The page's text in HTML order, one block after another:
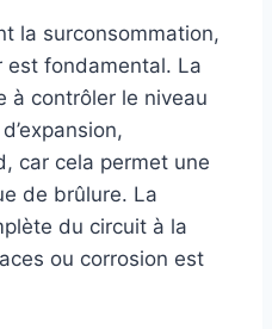
la surconsommation,
est fondamental. La
à contrôler le niveau
car cela permet une
de brûlure. La
du circuit à la
ou corrosion est